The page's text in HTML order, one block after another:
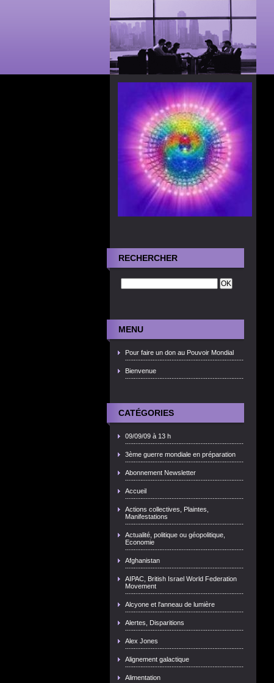
RECHERCHER
MENU
Pour faire un don au Pouvoir Mondial
Bienvenue
CATÉGORIES
09/09/09 à 13 h
3ème guerre mondiale en préparation
Abonnement Newsletter
Accueil
Actions collectives, Plaintes,
Manifestations
Actualité, politique ou géopolitique,
Economie
Afghanistan
AIPAC, British Israel World Federation
Movement
Alcyone et l'anneau de lumière
Alertes, Disparitions
Alex Jones
Alignement galactique
Alimentation